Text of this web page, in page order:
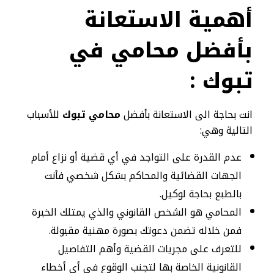
أهمية الاستعانة
بأفضل محامي في
تبوك :
انت بحاجة الى الاستعانة بأفضلمحامي تبوك للأسباب
التالية وهي:
عدم القدرة على التواجد في أي قضية أو نزاع أمام
الجهات القضائية والمحاكم بشكل شخصي فأنت
بالطبع بحاجة لوكيل.
المحامي هو الشخص القانوني والذي يمتلك الخبرة
فمن خلاله تضمن دعوتك بصورة مهنية مقبولة.
للتعرف على مجريات القضية وأهم التفاصيل
القانونية الخاصة بها لتجنب الوقوع في أي أخطاء